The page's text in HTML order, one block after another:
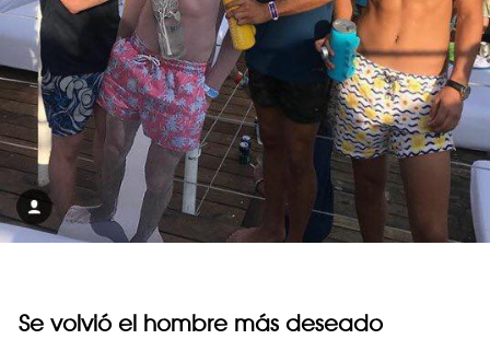
Se volvió el hombre más deseado